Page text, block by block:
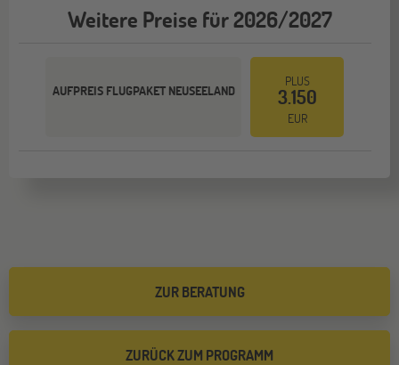
Weitere Preise für 2026/2027
AUFPREIS FLUGPAKET NEUSEELAND
PLUS
3.150
EUR
ZUR BERATUNG
ZURÜCK ZUM PROGRAMM